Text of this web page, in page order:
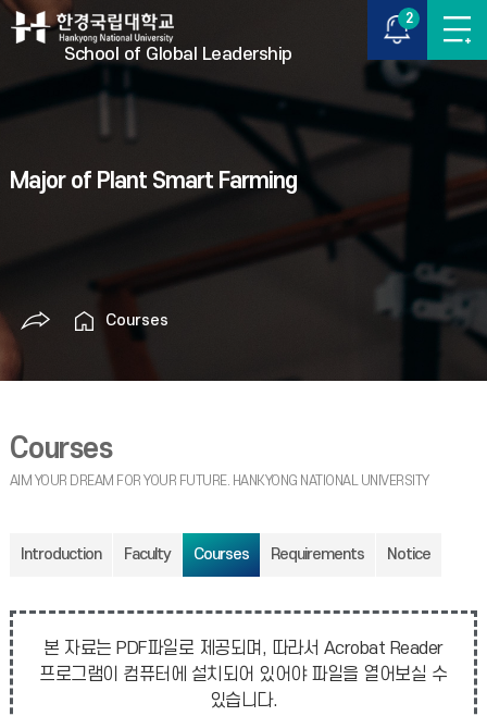
School of Global Leadership
2
Major of Plant Smart Farming
Courses
Courses
Introduction Faculty Courses Requirements Notice
본 자료는 PDF파일로 제공되며, 따라서 Acrobat Reader
프로그램이 컴퓨터에 설치되어 있어야 파일을 열어보실 수
있습니다.